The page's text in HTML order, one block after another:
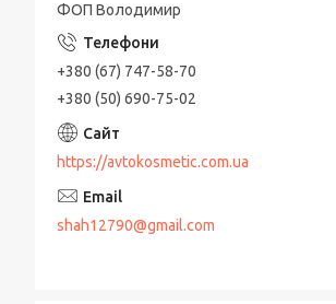
ФОП Володимир
+380 (67) 747-58-70
+380 (50) 690-75-02
https://avtokosmetic.com.ua
shah12790@gmail.com